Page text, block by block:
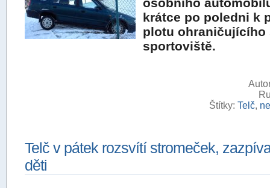
krátce po poledni k
plotu ohraničujícího
sportoviště.
Štítky: Telč,
Telč v pátek rozsvítí stromeček,
děti